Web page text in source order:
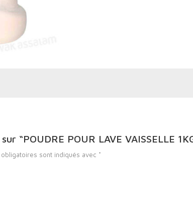
“POUDRE POUR LAVE VAISSELLE
sont indiqués avec *